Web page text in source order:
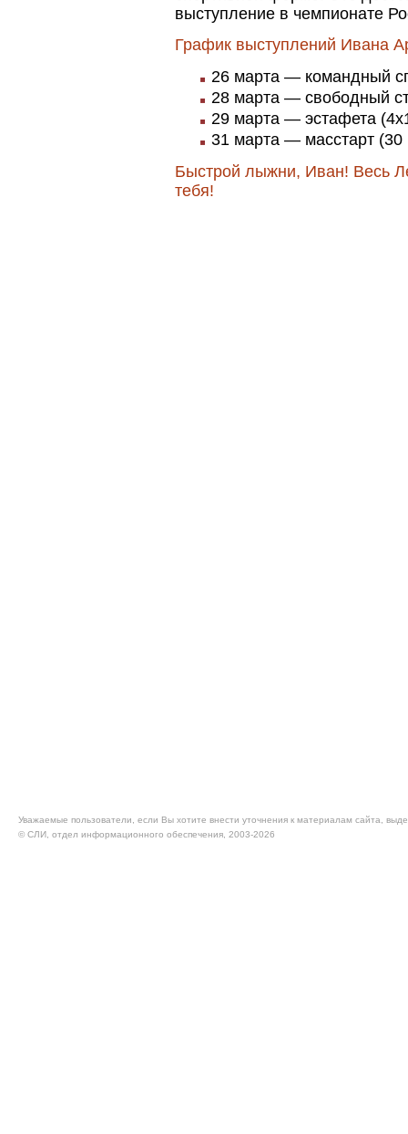
выступление в чемпионате
График выступлений Ивана
26 марта — командный
28 марта — свободный
29 марта — эстафета
31 марта — масстарт (30
Быстрой лыжни, Иван! Весь
тебя!
Уважаемые пользователи, если Вы хотите внести уточнения к материалам сайта,
© CЛИ, отдел информационного обеспечения, 2003-2026